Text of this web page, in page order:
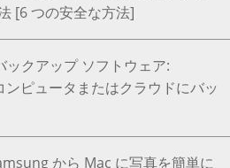
[6 つの安全な方法]
ックアップ ソフトウェア:
ピュータまたはクラウドにバッ
から Mac に写真を簡単に